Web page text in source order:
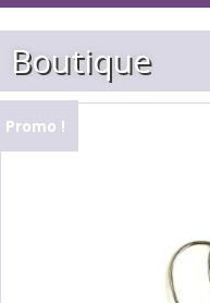
Boutique
Promo !